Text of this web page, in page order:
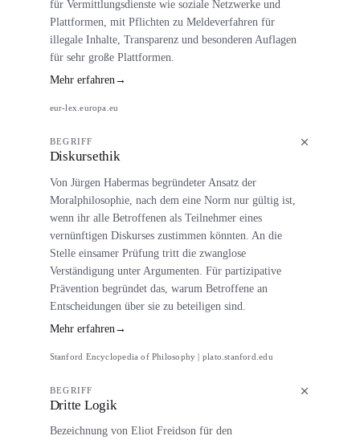
für Vermittlungsdienste wie soziale Netzwerke und
Plattformen, mit Pflichten zu Meldeverfahren für
illegale Inhalte, Transparenz und besonderen Auflagen
für sehr große Plattformen.
Mehr erfahren→
eur-lex.europa.eu
BEGRIFF
Diskursethik
Von Jürgen Habermas begründeter Ansatz der
Moralphilosophie, nach dem eine Norm nur gültig ist,
wenn ihr alle Betroffenen als Teilnehmer eines
vernünftigen Diskurses zustimmen könnten. An die
Stelle einsamer Prüfung tritt die zwanglose
Verständigung unter Argumenten. Für partizipative
Prävention begründet das, warum Betroffene an
Entscheidungen über sie zu beteiligen sind.
Mehr erfahren →
Stanford Encyclopedia of Philosophy | plato.stanford.edu
BEGRIFF
Dritte Logik
Bezeichnung von Eliot Freidson für den